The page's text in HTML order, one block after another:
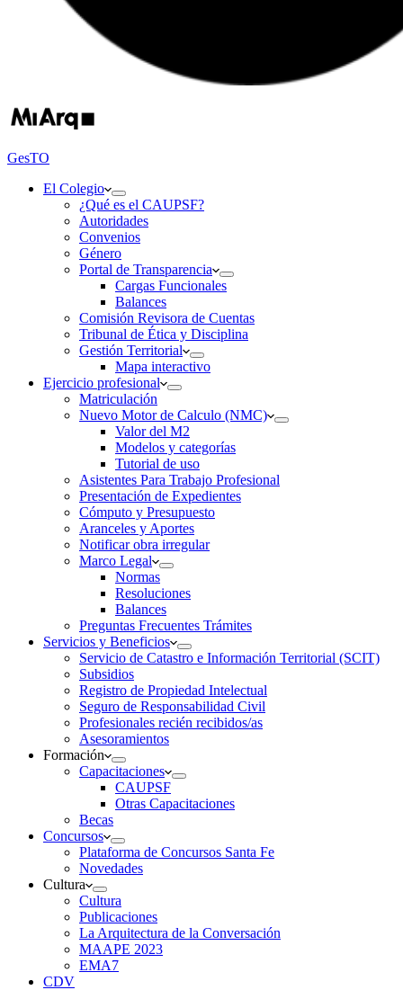
GesTO
El Colegio
¿Qué es el CAUPSF?
Autoridades
Convenios
Género
Portal de Transparencia
Cargas Funcionales
Balances
Comisión Revisora de Cuentas
Tribunal de Ética y Disciplina
Gestión Territorial
Mapa interactivo
Ejercicio profesional
Matriculación
Nuevo Motor de Calculo (NMC)
Valor del M2
Modelos y categorías
Tutorial de uso
Asistentes Para Trabajo Profesional
Presentación de Expedientes
Cómputo y Presupuesto
Aranceles y Aportes
Notificar obra irregular
Marco Legal
Normas
Resoluciones
Balances
Preguntas Frecuentes Trámites
Servicios y Beneficios
Servicio de Catastro e Información Territorial (SCIT)
Subsidios
Registro de Propiedad Intelectual
Seguro de Responsabilidad Civil
Profesionales recién recibidos/as
Asesoramientos
Formación
Capacitaciones
CAUPSF
Otras Capacitaciones
Becas
Concursos
Plataforma de Concursos Santa Fe
Novedades
Cultura
Cultura
Publicaciones
La Arquitectura de la Conversación
MAAPE 2023
EMA7
CDV